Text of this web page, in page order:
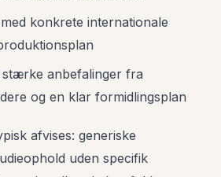
konkrete internationale
stærke anbefalinger fra
og en klar formidlingsplan
afvises: generiske
uden specifik